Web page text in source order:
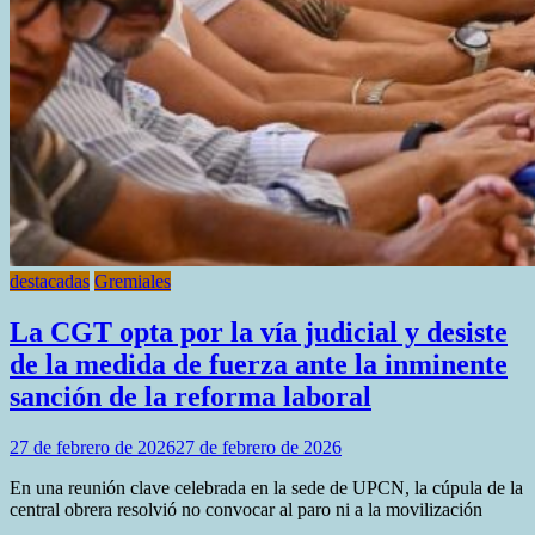
destacadas Gremiales
La CGT opta por la vía judicial y desiste
de la medida de fuerza ante la inminente
sanción de la reforma laboral
27 de febrero de 202627 de febrero de 2026
En una reunión clave celebrada en la sede de UPCN, la cúpula de la
central obrera resolvió no convocar al paro ni a la movilización